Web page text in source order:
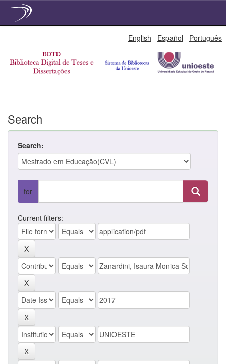
English Español Português
Search
Search:
for
Current filters: